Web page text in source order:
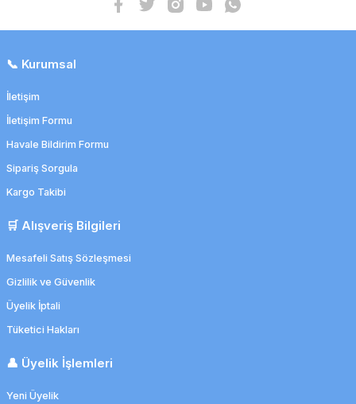
📞 Kurumsal
İletişim
İletişim Formu
Havale Bildirim Formu
Sipariş Sorgula
Kargo Takibi
🛒 Alışveriş Bilgileri
Mesafeli Satış Sözleşmesi
Gizlilik ve Güvenlik
Üyelik İptali
Tüketici Hakları
👤 Üyelik İşlemleri
Yeni Üyelik